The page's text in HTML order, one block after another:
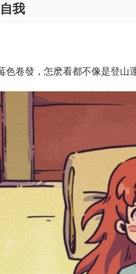
我
卷發，怎麽看都不像是登